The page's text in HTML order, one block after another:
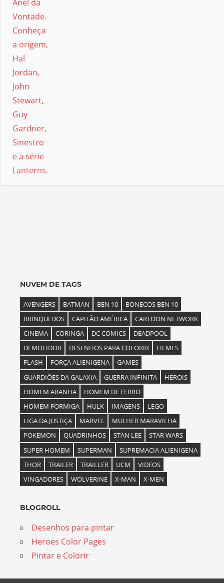
NUVEM DE TAGS
AVENGERS BATMAN BEN 10
BONECOS BEN 10
BRINQUEDOS
CAPITÃO AMÉRICA
CARTOON NETWORK
CINEMA
CORINGA DC COMICS
DEADPOOL
DEMOLIDOR
DESENHOS PARA COLORIR
FILMES
FLASH
FORÇA ALIENIGENA
GAMES
GUARDIÕES DA GALAXIA
GUERRA INFINITA
HEROIS
HOMEM ARANHA
HOMEM DE FERRO
HOMEM FORMIGA
HULK IMAGENS
LEGO
LIGA DA JUSTIÇA
MARVEL
MULHER MARAVILHA
POKEMON
QUADRINHOS STAN LEE
STAR WARS
SUPER HOMEM
SUPERMAN
SUPREMACIA ALIENIGENA
THOR
TRAILER TRAILLER UCM
VIDEOS
VINGADORES
WOLVERINE X-MAN X-MEN
BLOGROLL
Desenhos para pintar
Heroes Color Pages
Pintar e Colorir